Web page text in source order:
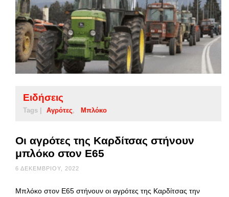
Ειδήσεις
Tags | Αγρότες Μπλόκο
Οι αγρότες της Καρδίτσας στήνουν
μπλόκο στον Ε65
6 ΔΕΚΕΜΒΡΊΟΥ, 2022
Μπλόκο στον Ε65 στήνουν οι αγρότες της Καρδίτσας την